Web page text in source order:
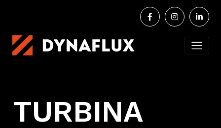
TURBINA